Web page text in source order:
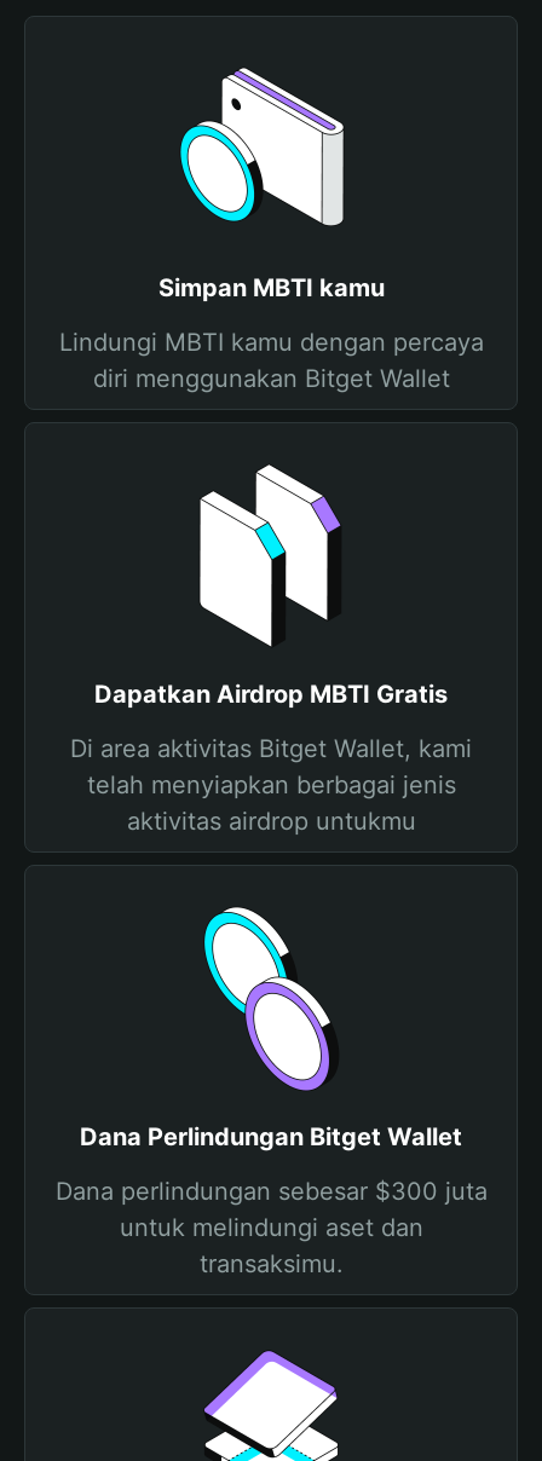
Simpan MBTI kamu
Lindungi MBTI kamu dengan percaya
diri menggunakan Bitget Wallet
Dapatkan Airdrop MBTI Gratis
Di area aktivitas Bitget Wallet, kami
telah menyiapkan berbagai jenis
aktivitas airdrop untukmu
Dana Perlindungan Bitget Wallet
Dana perlindungan sebesar $300 juta
untuk melindungi aset dan
transaksimu.